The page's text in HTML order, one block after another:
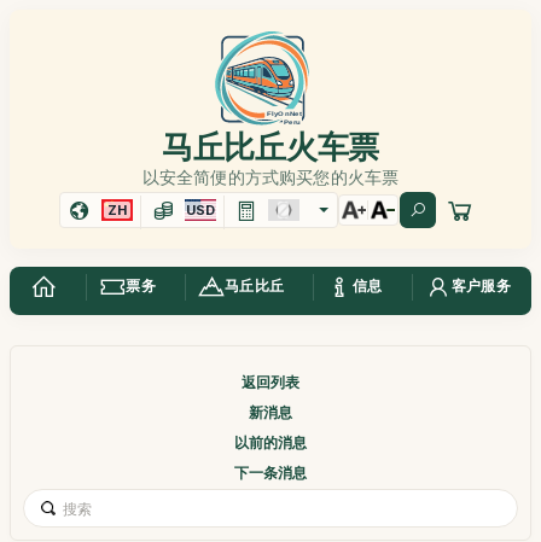
马丘比丘火车票
以安全简便的方式购买您的火车票
ZH USD
票务 马丘比丘 信息 客户服务
返回列表
新消息
以前的消息
下一条消息